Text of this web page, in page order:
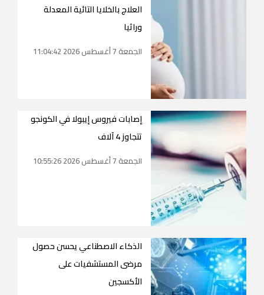
العلاج بالخلايا التائية المعدلة
وراثيا
الجمعة 7 أغسطس 2026 11:04:42
إصابات فيروس إيبولا في الكونجو
تتجاوز 4 آلاف
الجمعة 7 أغسطس 2026 10:55:26
الذكاء الاصطناعي يحسن حصول
مرضى المستشفيات على
الأكسجين